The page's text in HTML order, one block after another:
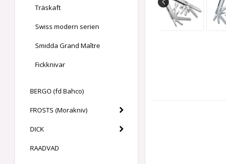
Träskaft
Swiss modern serien
Smidda Grand Maître
Fickknivar
BERGO (fd Bahco)
FROSTS (Morakniv)
DICK
RAADVAD